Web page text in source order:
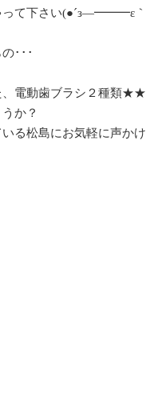
って下さい(●´з―━━━ε｀
･･･
、電動歯ブラシ２種類★★
か？
る松島にお気軽に声かけ